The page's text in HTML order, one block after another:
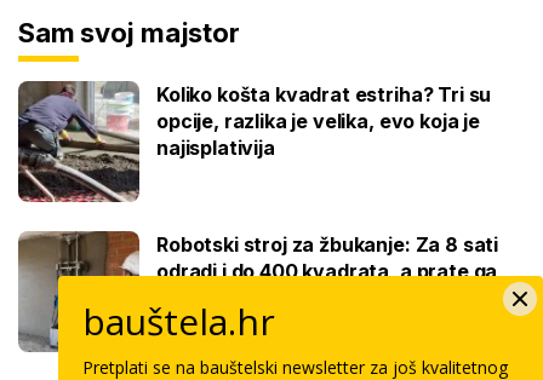
Sam svoj majstor
Koliko košta kvadrat estriha? Tri su
opcije, razlika je velika, evo koja je
najisplativija
Robotski stroj za žbukanje: Za 8 sati
odradi i do 400 kvadrata, a prate ga
bauštela.hr
Pretplati se na bauštelski newsletter za još kvalitetnog